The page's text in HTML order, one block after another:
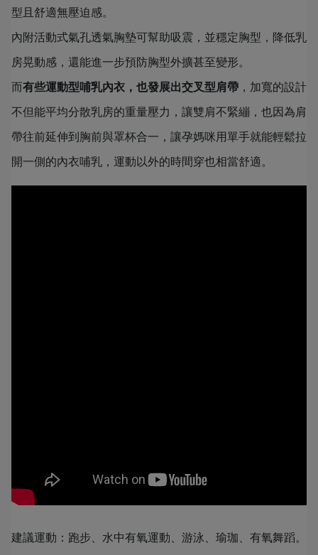
型且舒適無壓迫感。
內附活動式氣孔透氣胸墊可幫助吸震，並穩定胸型，降低乳
房晃動感，還能進一步預防胸型外擴甚至變形。
而有些運動型哺乳內衣，也發展出交叉型肩帶 ，加寬的設計
不但能平均分散乳房的重量壓力，讓雙肩不緊繃，也因為肩
帶往前延伸到胸前與罩杯合一，讓孕媽咪用單手就能輕鬆拉
開一側的內衣哺乳，運動以外的時間穿也相當舒適。
建議運動：跑步、水中有氧運動、游泳、瑜珈、有氧舞蹈。